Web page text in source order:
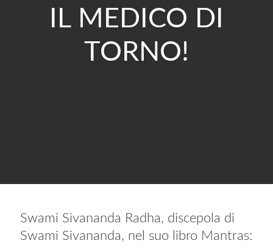
IL MEDICO DI
TORNO!
Swami Sivananda Radha, discepola di
Swami Sivananda, nel suo libro Mantras: